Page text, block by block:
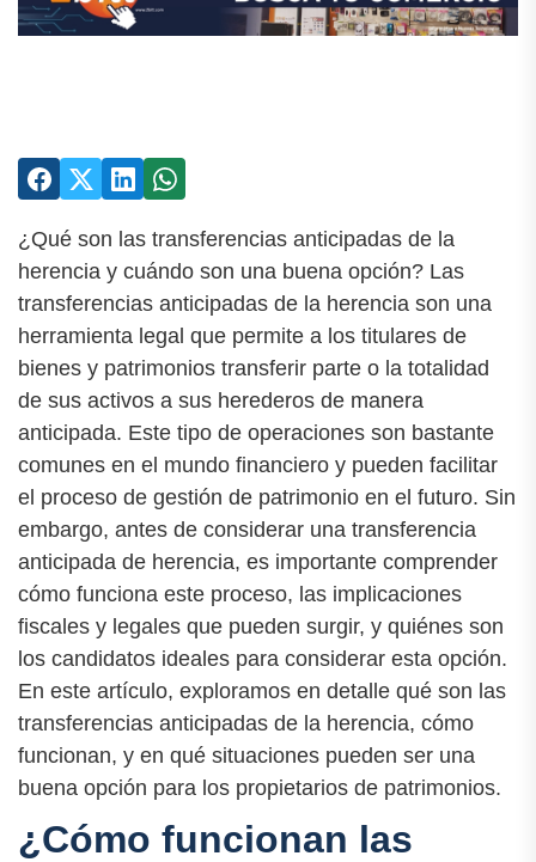
¿Qué son las transferencias anticipadas de la
herencia y cuándo son una buena opción? Las
transferencias anticipadas de la herencia son una
herramienta legal que permite a los titulares de
bienes y patrimonios transferir parte o la totalidad
de sus activos a sus herederos de manera
anticipada. Este tipo de operaciones son bastante
comunes en el mundo financiero y pueden facilitar
el proceso de gestión de patrimonio en el futuro. Sin
embargo, antes de considerar una transferencia
anticipada de herencia, es importante comprender
cómo funciona este proceso, las implicaciones
fiscales y legales que pueden surgir, y quiénes son
los candidatos ideales para considerar esta opción.
En este artículo, exploramos en detalle qué son las
transferencias anticipadas de la herencia, cómo
funcionan, y en qué situaciones pueden ser una
buena opción para los propietarios de patrimonios.
¿Cómo funcionan las